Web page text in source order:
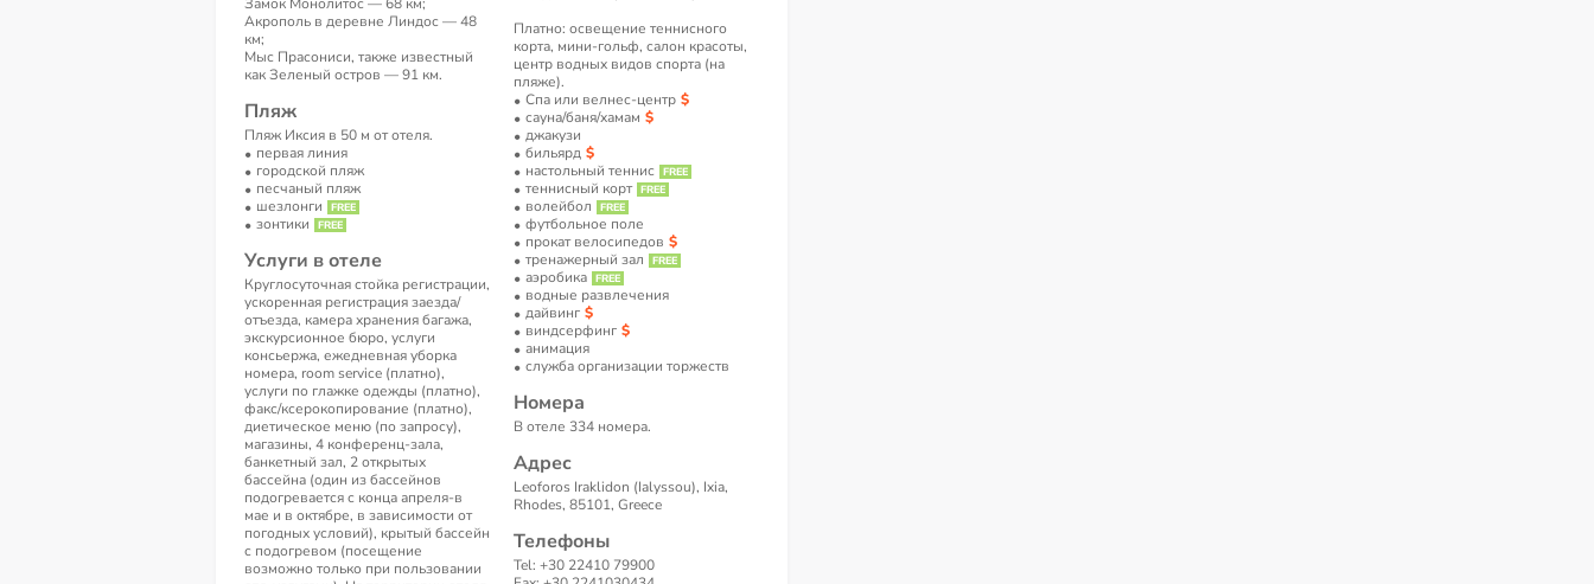
Акрополь в деревне Линдос — 48
км;
Мыс Прасониси, также известный
как Зеленый остров — 91 км.
Пляж
Пляж Иксия в 50 м от отеля.
первая линия
городской пляж
песчаный пляж
шезлонги
зонтики
Услуги в отеле
Круглосуточная стойка регистрации,
ускоренная регистрация заезда/
отъезда, камера хранения багажа,
экскурсионное бюро, услуги
консьержа, ежедневная уборка
номера, room service (платно),
услуги по глажке одежды (платно),
факс/ксерокопирование (платно),
диетическое меню (по запросу),
магазины, 4 конференц-зала,
банкетный зал, 2 открытых
бассейна (один из бассейнов
подогревается с конца апреля-в
мае и в октябре, в зависимости от
погодных условий), крытый бассейн
с подогревом (посещение
возможно только при пользовании
Платно: освещение теннисного
корта, мини-гольф, салон красоты,
центр водных видов спорта (на
пляже).
Спа или велнес-центр
сауна/баня/хамам
джакузи
бильярд
настольный теннис
теннисный корт
волейбол
футбольное поле
прокат велосипедов
тренажерный зал
аэробика
водные развлечения
дайвинг
виндсерфинг
анимация
служба организации торжеств
Номера
В отеле 334 номера.
Адрес
Leoforos Iraklidon (Ialyssou), Ixia,
Rhodes, 85101, Greece
Телефоны
Tel: +30 22410 79900